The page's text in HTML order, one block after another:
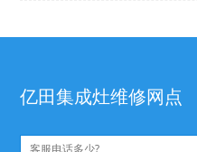
亿田集成灶维修网点